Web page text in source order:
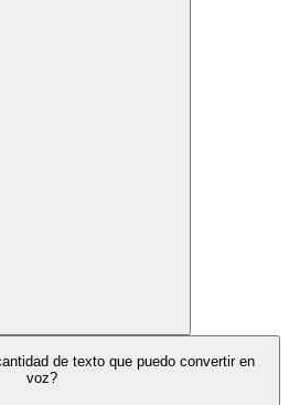
de texto que puedo convertir en
voz?